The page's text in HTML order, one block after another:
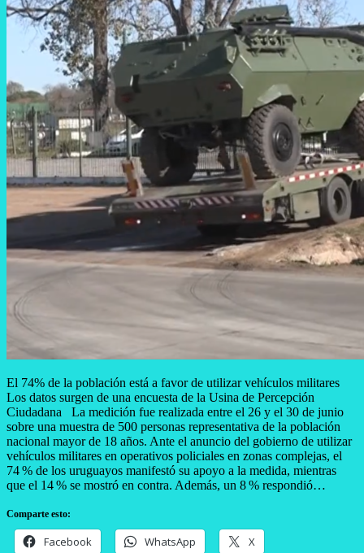
El 74% de la población está a favor de utilizar vehículos militares
Los datos surgen de una encuesta de la Usina de Percepción
Ciudadana La medición fue realizada entre el 26 y el 30 de junio
sobre una muestra de 500 personas representativa de la población
nacional mayor de 18 años. Ante el anuncio del gobierno de utilizar
vehículos militares en operativos policiales en zonas complejas, el
74 % de los uruguayos manifestó su apoyo a la medida, mientras
que el 14 % se mostró en contra. Además, un 8 % respondió…
Comparte esto:
Facebook WhatsApp X